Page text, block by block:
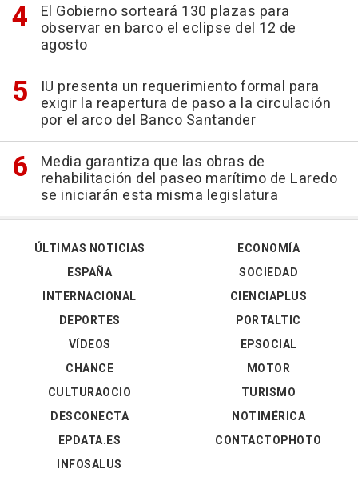
El Gobierno sorteará 130 plazas para
observar en barco el eclipse del 12 de
agosto
IU presenta un requerimiento formal para
exigir la reapertura de paso a la circulación
por el arco del Banco Santander
Media garantiza que las obras de
rehabilitación del paseo marítimo de Laredo
se iniciarán esta misma legislatura
ÚLTIMAS NOTICIAS
ESPAÑA
INTERNACIONAL
DEPORTES
VÍDEOS
ECONOMÍA
SOCIEDAD
CIENCIAPLUS
PORTALTIC
EPSOCIAL
CHANCE
CULTURAOCIO
DESCONECTA
EPDATA.ES
INFOSALUS
MOTOR
TURISMO
NOTIMÉRICA
CONTACTOPHOTO